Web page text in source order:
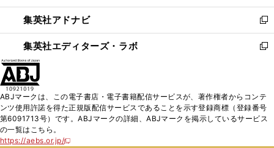
開
く
ウ
で
開
く
ン
ド
ウ
で
ウ
ィ
ン
ド
く
集英社アドナビ
新
し
い
ド
ウ
で
集英社エディターズ・ラボ
新
ィ
ン
ド
ABJマークは、この電子書店・電子書籍配信サービスが、著作権者からコンテ
ンツ使用許諾を得た正規版配信サービスであることを示す登録商標（登録番号
第6091713号）です。ABJマークの詳細、ABJマークを掲示しているサービス
の一覧はこちら。
https://aebs.or.jp/
新